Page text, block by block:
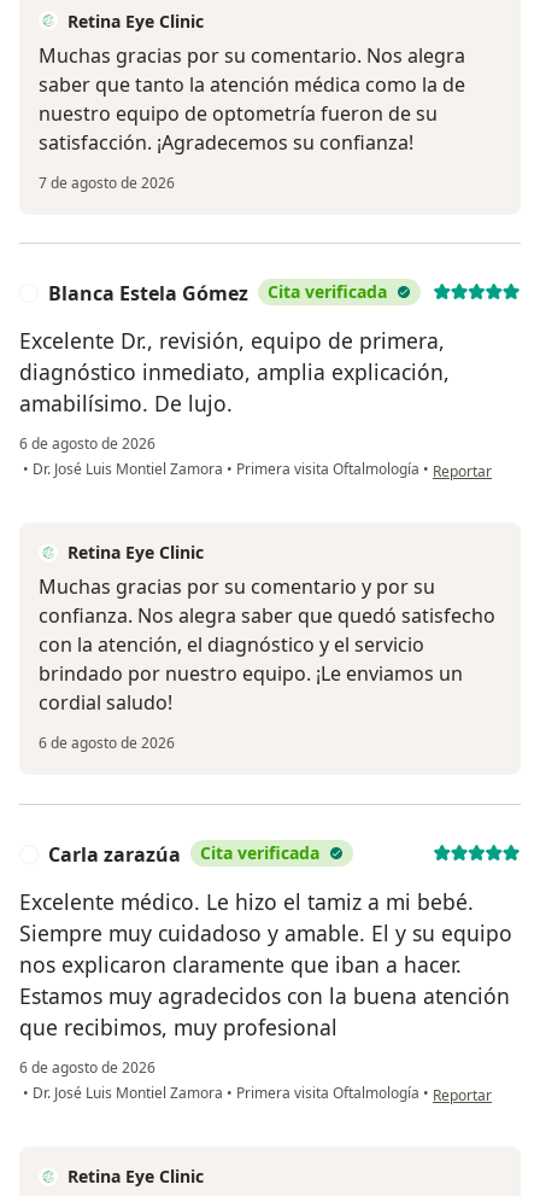
Retina Eye Clinic
Muchas gracias por su comentario. Nos alegra
saber que tanto la atención médica como la de
nuestro equipo de optometría fueron de su
satisfacción. ¡Agradecemos su confianza!
7 de agosto de 2026
Blanca Estela Gómez Cita verificada
Excelente Dr., revisión, equipo de primera,
diagnóstico inmediato, amplia explicación,
amabilísimo. De lujo.
6 de agosto de 2026
• Dr. José Luis Montiel Zamora • Primera visita Oftalmología • en opinión del
Reportar
Retina Eye Clinic
Muchas gracias por su comentario y por su
confianza. Nos alegra saber que quedó satisfecho
con la atención, el diagnóstico y el servicio
brindado por nuestro equipo. ¡Le enviamos un
cordial saludo!
6 de agosto de 2026
Carla zarazúa Cita verificada
Excelente médico. Le hizo el tamiz a mi bebé.
Siempre muy cuidadoso y amable. El y su equipo
nos explicaron claramente que iban a hacer.
Estamos muy agradecidos con la buena atención
que recibimos, muy profesional
6 de agosto de 2026
• Dr. José Luis Montiel Zamora • Primera visita Oftalmología • en opinión del
Reportar
Retina Eye Clinic